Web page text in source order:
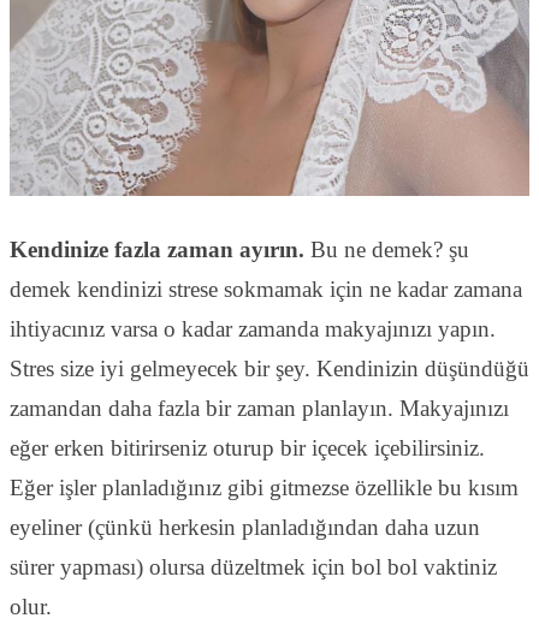
Kendinize fazla zaman ayırın. Bu ne demek? şu
demek kendinizi strese sokmamak için ne kadar zamana
ihtiyacınız varsa o kadar zamanda makyajınızı yapın.
Stres size iyi gelmeyecek bir şey. Kendinizin düşündüğü
zamandan daha fazla bir zaman planlayın. Makyajınızı
eğer erken bitirirseniz oturup bir içecek içebilirsiniz.
Eğer işler planladığınız gibi gitmezse özellikle bu kısım
eyeliner (çünkü herkesin planladığından daha uzun
sürer yapması) olursa düzeltmek için bol bol vaktiniz
olur.